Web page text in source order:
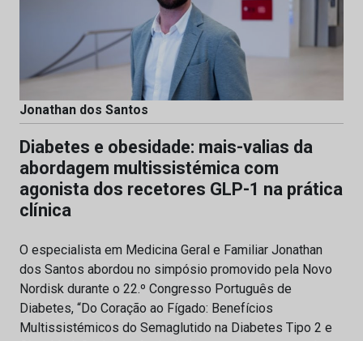
Jonathan dos Santos
Diabetes e obesidade: mais-valias da
abordagem multissistémica com
agonista dos recetores GLP-1 na prática
clínica
O especialista em Medicina Geral e Familiar Jonathan
dos Santos abordou no simpósio promovido pela Novo
Nordisk durante o 22.º Congresso Português de
Diabetes, “Do Coração ao Fígado: Benefícios
Multissistémicos do Semaglutido na Diabetes Tipo 2 e